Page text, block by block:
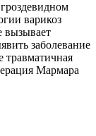
варикоз
вызывает
заболевание
Мармара